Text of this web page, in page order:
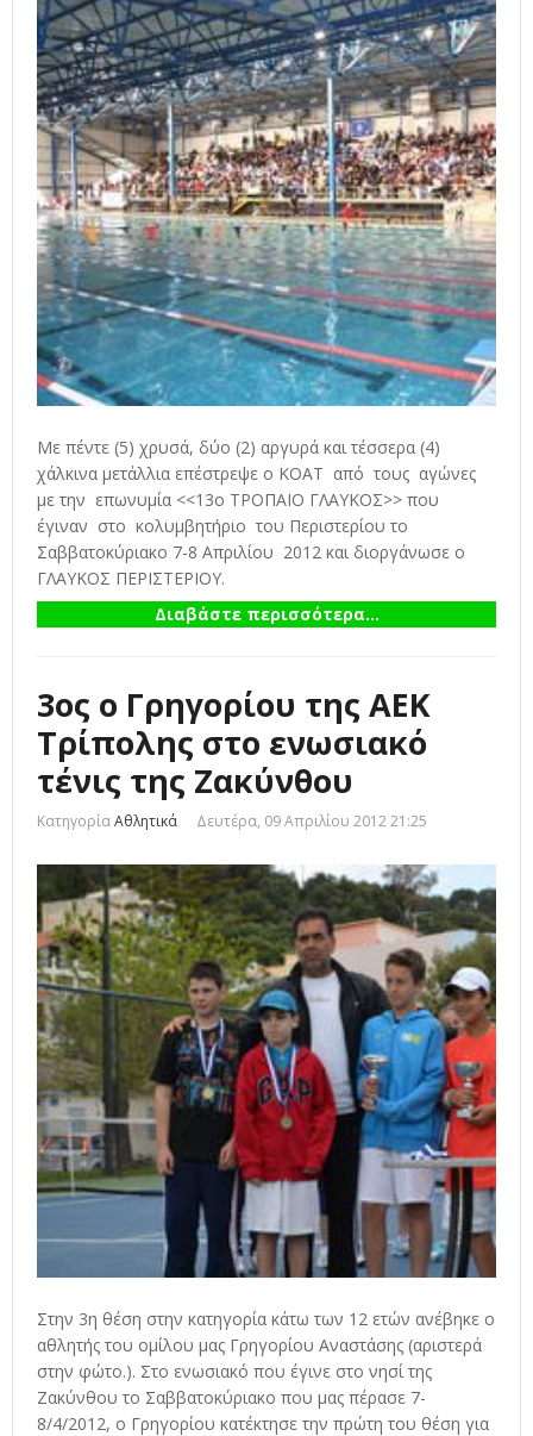
Με πέντε (5) χρυσά, δύο (2) αργυρά και τέσσερα (4)
χάλκινα μετάλλια επέστρεψε ο ΚΟΑΤ από τους αγώνες
με την επωνυμία <<13ο ΤΡΟΠΑΙΟ ΓΛΑΥΚΟΣ>> που
έγιναν στο κολυμβητήριο του Περιστερίου το
Σαββατοκύριακο 7-8 Απριλίου 2012 και διοργάνωσε ο
ΓΛΑΥΚΟΣ ΠΕΡΙΣΤΕΡΙΟΥ.
Διαβάστε περισσότερα...
3ος ο Γρηγορίου της ΑΕΚ
Τρίπολης στο ενωσιακό
τένις της Ζακύνθου
ΚατηγορίαΑθλητικά Δευτέρα, 09 Απριλίου 2012 21:25
Στην 3η θέση στην κατηγορία κάτω των 12 ετών ανέβηκε ο
αθλητής του ομίλου μας Γρηγορίου Αναστάσης (αριστερά
στην φώτο.). Στο ενωσιακό που έγινε στο νησί της
Ζακύνθου το Σαββατοκύριακο που μας πέρασε 7-
8/4/2012, ο Γρηγορίου κατέκτησε την πρώτη του θέση για